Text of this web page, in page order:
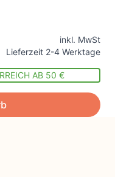
inkl. MwSt
Lieferzeit 2-4 Werktage
AB 50 €